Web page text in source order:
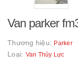
Van parker
Thương hiệu: Parker
Loại: Van Thủy Lực